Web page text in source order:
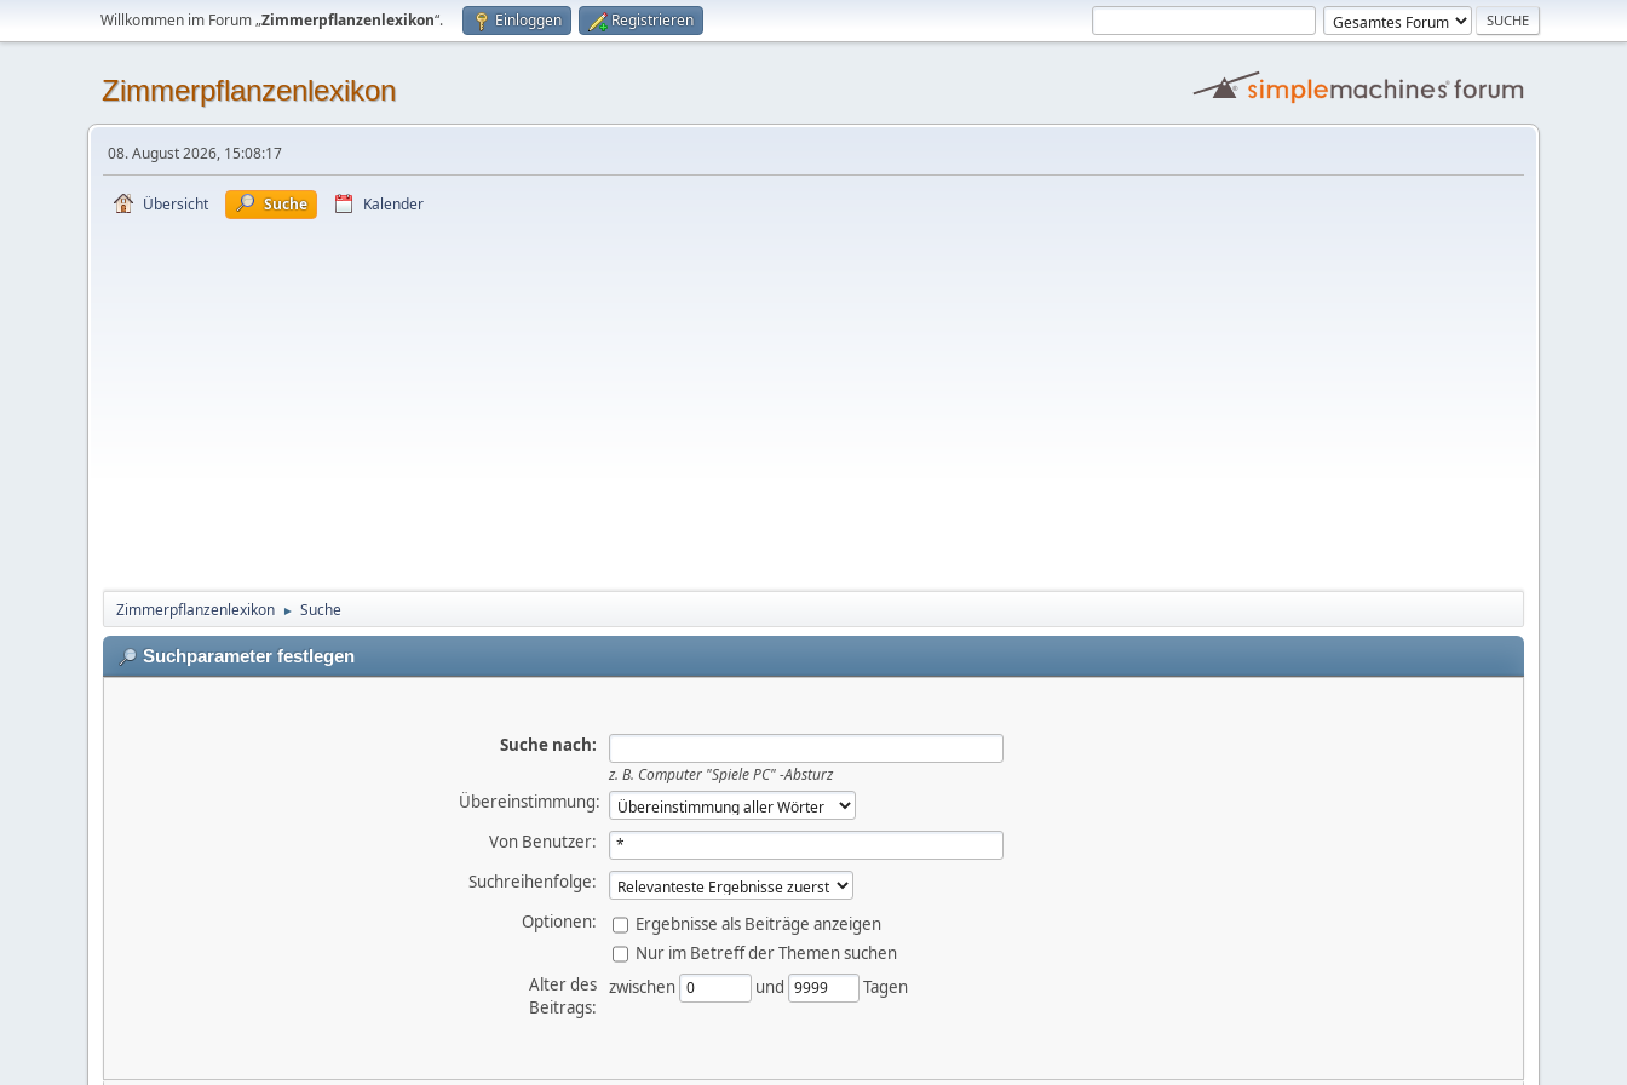
Willkommen im Forum „Zimmerpflanzenlexikon“. Einloggen Registrieren
Zimmerpflanzenlexikon
08. August 2026, 15:08:17
Übersicht Suche Kalender
Zimmerpflanzenlexikon ► Suche
Suchparameter festlegen
Suche nach:
z. B. Computer "Spiele PC" -Absturz
Übereinstimmung:
Von Benutzer:
Suchreihenfolge:
Optionen:
Ergebnisse als Beiträge anzeigen
Nur im Betreff der Themen suchen
Alter des
Beitrags:
zwischen und Tagen